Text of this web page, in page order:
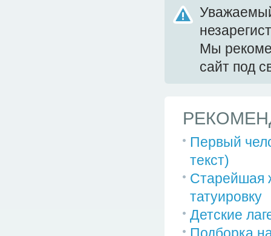
Мы
сайт под
Первый
текст)
Старейшая
татуировку
Детские
Подборка